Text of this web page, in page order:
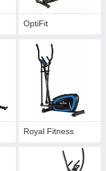
OptiFit
Royal Fitness